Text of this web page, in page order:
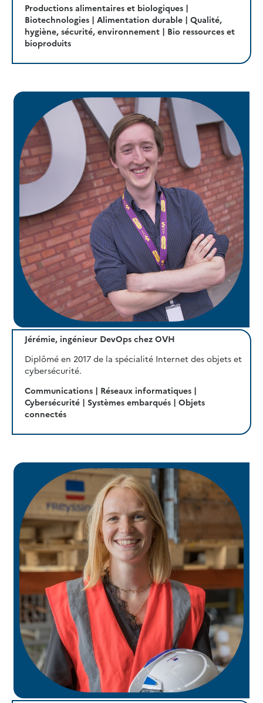
Productions alimentaires et biologiques |
Biotechnologies | Alimentation durable | Qualité,
hygiène, sécurité, environnement | Bio ressources et
bioproduits
Jérémie, ingénieur DevOps chez OVH
Diplômé en 2017 de la spécialité Internet des objets et
cybersécurité.
Communications | Réseaux informatiques |
Cybersécurité | Systèmes embarqués | Objets
connectés